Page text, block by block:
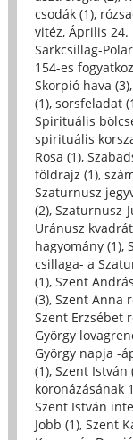
csodák (1),
vitéz, Április 24.
Sarkcsillag-
154-es
Skorpió hava (3),
(1), sorsfeladat
Spirituális
spirituális
Rosa (1),
földrajz (1),
Szaturnusz
(2), Szaturnusz-
Uránusz
hagyomány (1),
csillaga- a
(1), Szent
(3), Szent Anna
Szent Erzsébet
György
György napja -
(1), Szent István
koronázásának
Szent István
Jobb (1), Szent